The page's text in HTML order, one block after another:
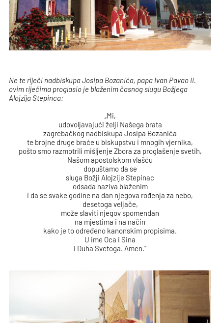
Ne te riječi nadbiskupa Josipa Bozanića, papa Ivan Pavao II.
ovim riječima proglasio je blaženim časnog slugu Božjega
Alojzija Stepinca:
„Mi,
udovoljavajući želji Našega brata
zagrebačkog nadbiskupa Josipa Bozanića
te brojne druge braće u biskupstvu i mnogih vjernika,
pošto smo razmotrili mišljenje Zbora za proglašenje svetih,
Našom apostolskom vlašću
dopuštamo da se
sluga Božji Alojzije Stepinac
odsada naziva blaženim
i da se svake godine na dan njegova rođenja za nebo,
desetoga veljače,
može slaviti njegov spomendan
na mjestima i na način
kako je to određeno kanonskim propisima.
U ime Oca i Sina
i Duha Svetoga. Amen.“